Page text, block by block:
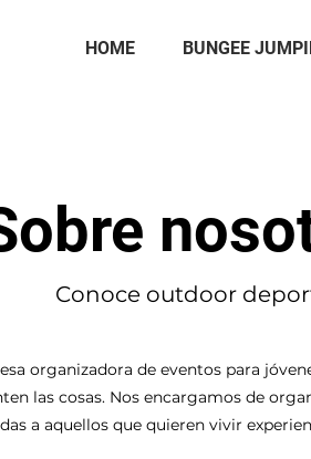
HOME BUNGEE
Conoce outdoor
organizadora de eventos para
las cosas. Nos encargamos de
a aquellos que quieren vivir